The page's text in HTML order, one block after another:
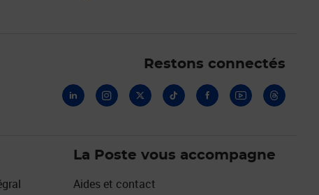
Restons connectés
La Poste vous accompagne
Aides et contact